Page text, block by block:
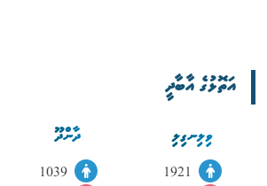
އަތޮޅުގެ އާބާދީ
ވިލިނގިލި
1921
ދާންދޫ
1039